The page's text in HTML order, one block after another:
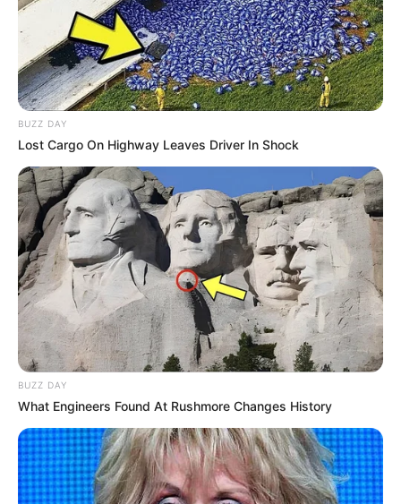
BUZZ DAY
Lost Cargo On Highway Leaves Driver In Shock
BUZZ DAY
What Engineers Found At Rushmore Changes History